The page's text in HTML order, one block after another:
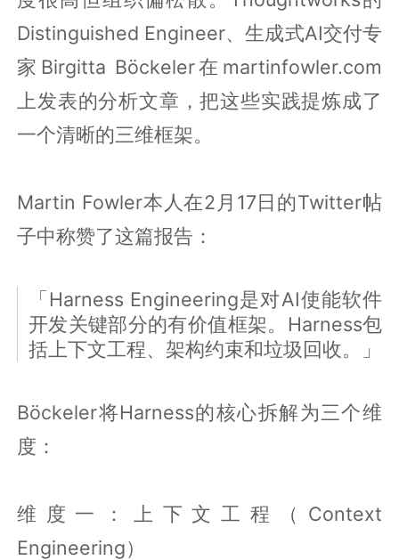
Distinguished Engineer、生成式AI交付专
家Birgitta Böckeler在martinfowler.com
上发表的分析文章，把这些实践提炼成了
一个清晰的三维框架。
Martin Fowler本人在2月17日的Twitter帖
子中称赞了这篇报告：
「Harness Engineering是对AI使能软件
开发关键部分的有价值框架。Harness包
括上下文工程、架构约束和垃圾回收。」
Böckeler将Harness的核心拆解为三个维
度：
维度一：上下文工程（Context
Engineering）